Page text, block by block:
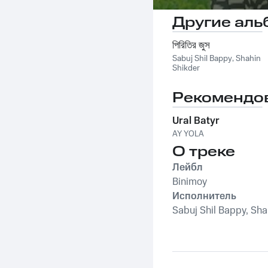
Другие
পিরিতির জুস
Sabuj Shil Bappy,Shahin
Shikder
Ural Batyr
AY YOLA
О треке
Лейбл
Binimoy
Исполнитель
Sabuj Shil Bappy,